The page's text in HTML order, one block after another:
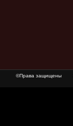
©Права защищены